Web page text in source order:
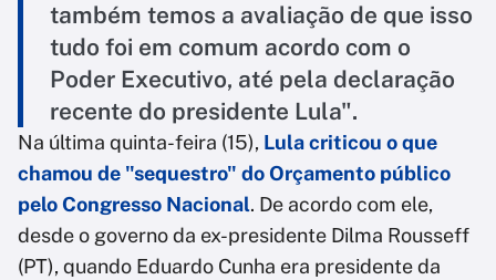
também temos a avaliação de que isso
tudo foi em comum acordo com o
Poder Executivo, até pela declaração
recente do presidente Lula".
Na última quinta-feira (15), Lula criticou o que
chamou de "sequestro" do Orçamento público
pelo Congresso Nacional. De acordo com ele,
desde o governo da ex-presidente Dilma Rousseff
(PT), quando Eduardo Cunha era presidente da